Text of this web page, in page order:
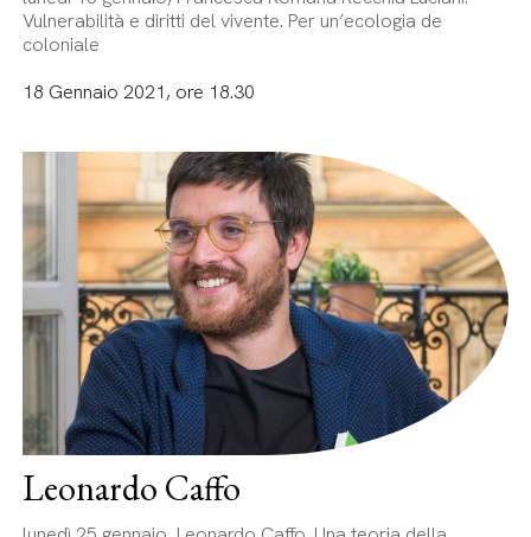
Vulnerabilità e diritti del vivente. Per un’ecologia de
coloniale
18 Gennaio 2021, ore 18.30
Leonardo Caffo